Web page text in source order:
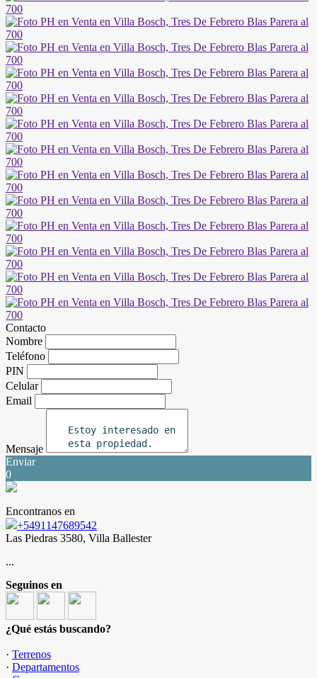
Contacto
Nombre
Teléfono
PIN
Celular
Email
Mensaje
Enviar
0
Encontranos en
+5491147689542
Las Piedras 3580, Villa Ballester
...
Seguinos en
¿Qué estás buscando?
· Terrenos
· Departamentos